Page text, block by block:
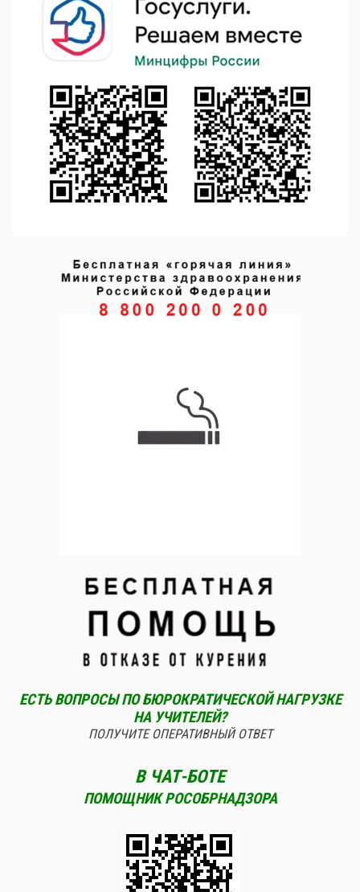
ЕСТЬ ВОПРОСЫ ПО БЮРОКРАТИЧЕСКОЙ НАГРУЗКЕ
НА УЧИТЕЛЕЙ?
ПОЛУЧИТЕ ОПЕРАТИВНЫЙ ОТВЕТ
В ЧАТ-БОТЕ
ПОМОЩНИК РОСОБРНАДЗОРА